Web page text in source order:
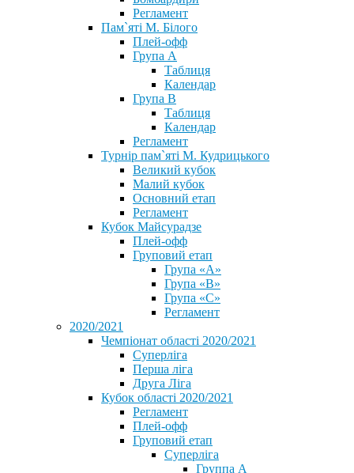
Регламент
Пам`яті М. Білого
Плей-офф
Група А
Таблиця
Календар
Група В
Таблиця
Календар
Регламент
Турнір пам`яті М. Кудрицького
Великий кубок
Малий кубок
Основний етап
Регламент
Кубок Майсурадзе
Плей-офф
Груповий етап
Група «А»
Група «B»
Група «C»
Регламент
2020/2021
Чемпіонат області 2020/2021
Суперліга
Перша ліга
Друга Ліга
Кубок області 2020/2021
Регламент
Плей-офф
Груповий етап
Суперліга
Группа A